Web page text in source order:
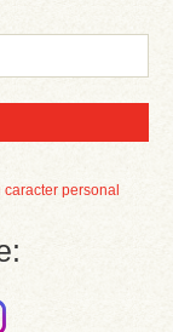
personal